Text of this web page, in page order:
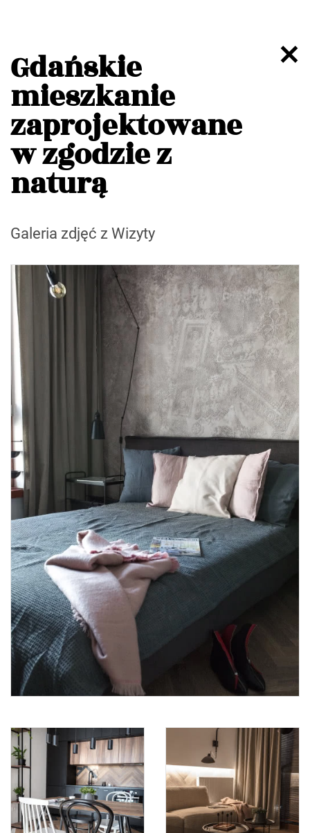
Gdańskie
mieszkanie
zaprojektowane
w zgodzie z
naturą
Galeria zdjęć z Wizyty